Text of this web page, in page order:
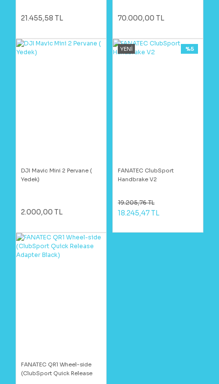
21.455,58 TL 70.000,00 TL
DJI Mavic Mini 2 Pervane (
Yedek)
2.000,00 TL
YENİ
FANATEC ClubSport
Handbrake V2
%5
19.205,76 TL
18.245,47 TL
FANATEC QR1 Wheel-side
(ClubSport Quick Release